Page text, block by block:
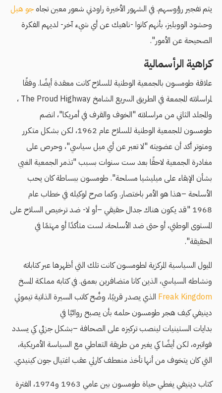
يتم تفجير رؤوسهم. في الشهور الأخيرة راودني شعور معين تجاهجو هيل
وحشود الووبليز، بأنهم كانوا -ناهيك عن أي شيء آخر- لديهم الفكرة
الصحيحة عن الأمور".
كراهية الرأسمالية
علاقة طومسون بالجمعية الوطنية للسلاح كانت معقدة أيضًا. وفقًا
لمراسلاته المجمعة في الطريق السريع الشامخ The Proud Highway ،
والمجلد الثاني من مراسلاته "الخوف والقرف في أمريكا"، انضم
طومسون للجمعية الوطنية للسلاح عام 1962، لكن بشكل متكرر
ومتوتر أكد أن عضويته "لا تعبر عن أي ميل سياسي"، وحرص على
مغادرة الجمعية لاحقًا بعد ست سنوات بسبب "تذمر الجمعية الغبي
بشأن الإبقاء على ميليشيا مسلحة". طومسون ببساطة كان يحب
الأسلحة –هذا هو الأمر باختصار. وكما صرح لوكيله في خطاب عام
1968 "قد يكون هناك جدال حقيقي –أو لا- ضد ترخيص السلاح على
المستوى الوطني، أو حتى ضد الأسلحة، لست متأكدًا أو مهتمًا في
الحقيقة".
الميول السياسية المركزية لطومسون كانت تلك التي أظهرها عبر كتاباته
ونشاطه السياسي، الذين كانا متضافرين بعمق. في كتابه مملكة المسخ
Freak Kingdom الذي يصدر قريبًا، وضَّح كاتب السيرة الذاتية تيموثي
دينيفي كيف هجر طومسون حلمه بأن يصبح روائيًا في
بدايات الستينيات لينصب تركيزه على الصحافة –بشكل جزئي كي يسدد
فواتيره، لكن أيضًا كي يغير من طريقة التعاطي مع السياسة الأمريكية،
التي كان يتخوف من أنها تأخذ منعطف كارثي عقب اغتيال جون كينيدي.
كتاب دينيفي يغطي حياة طومسون بين عامي 1963 و1974، الفترة